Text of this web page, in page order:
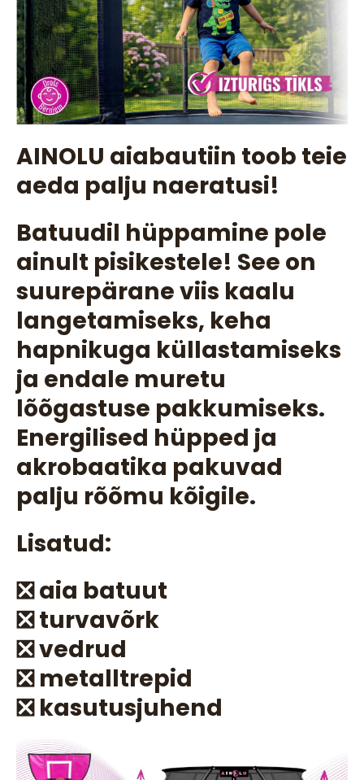
AINOLU aiabautiin toob teie
aeda palju naeratusi!
Batuudil hüppamine pole
ainult pisikestele! See on
suurepärane viis kaalu
langetamiseks, keha
hapnikuga küllastamiseks
ja endale muretu
lõõgastuse pakkumiseks.
Energilised hüpped ja
akrobaatika pakuvad
palju rõõmu kõigile.
Lisatud:
❎ aia batuut
❎ turvavõrk
❎ vedrud
❎ metalltrepid
❎ kasutusjuhend